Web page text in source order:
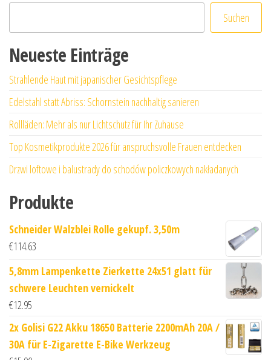
Suchen
Neueste Einträge
Strahlende Haut mit japanischer Gesichtspflege
Edelstahl statt Abriss: Schornstein nachhaltig sanieren
Rollläden: Mehr als nur Lichtschutz für Ihr Zuhause
Top Kosmetikprodukte 2026 für anspruchsvolle Frauen entdecken
Drzwi loftowe i balustrady do schodów policzkowych nakładanych
Produkte
Schneider Walzblei Rolle gekupf. 3,50m
€114.63
5,8mm Lampenkette Zierkette 24x51 glatt für
schwere Leuchten vernickelt
€12.95
2x Golisi G22 Akku 18650 Batterie 2200mAh 20A /
30A für E-Zigarette E-Bike Werkzeug